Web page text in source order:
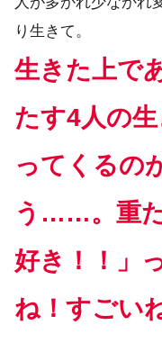
り生きて。
生きた上で
たす4人の
ってくるの
う……。重
好き！！」
ね！すごい